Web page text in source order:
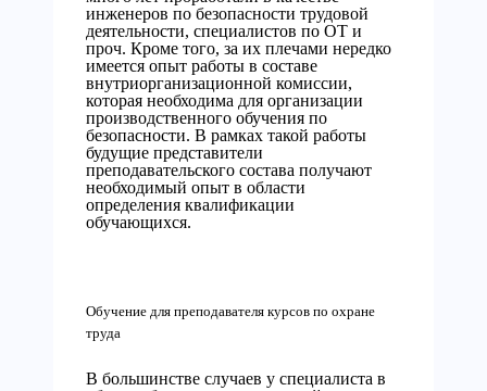
инженеров по безопасности трудовой
деятельности, специалистов по ОТ и
проч. Кроме того, за их плечами нередко
имеется опыт работы в составе
внутриорганизационной комиссии,
которая необходима для организации
производственного обучения по
безопасности. В рамках такой работы
будущие представители
преподавательского состава получают
необходимый опыт в области
определения квалификации
обучающихся.
Обучение для преподавателя курсов по охране
труда
В большинстве случаев у специалиста в